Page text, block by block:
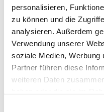
personalisieren,
zu können und die
analysieren. Außerdem
Verwendung unserer
soziale Medien, Werbung
Partner führen diese
weiteren Daten